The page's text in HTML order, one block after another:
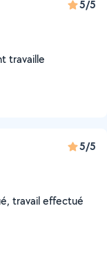
5/5
travaille
5/5
travail effectué